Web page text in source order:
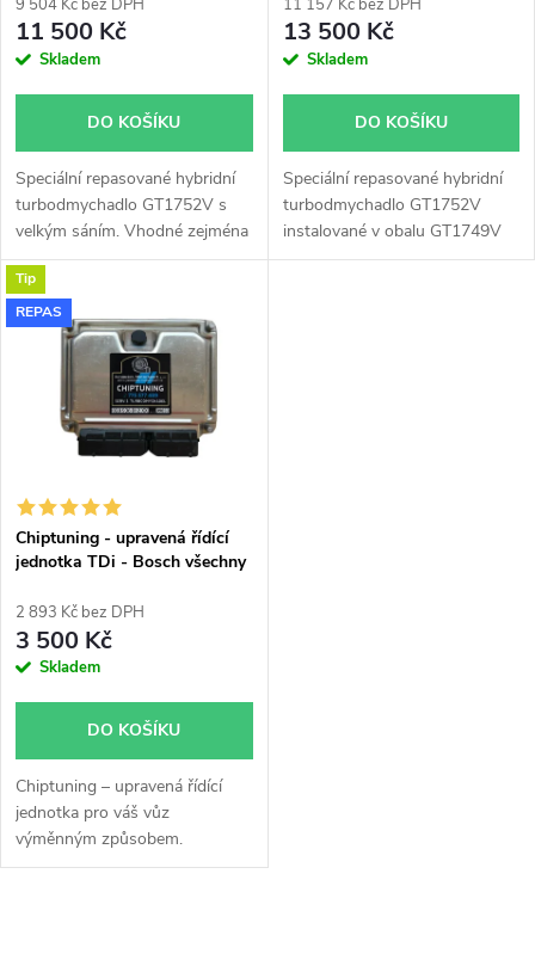
o
u
k
t
r
o
d
u
k
t
9 504 Kč bez DPH
11 500 Kč
Skladem
DO KOŠÍKU
Speciální repasované hybridní
turbodmychadlo GT1752V s
velkým sáním. Vhodné zejména
k výkonnostním úpravám jako
např. chiptuning. Pro vůz
Škoda Fabia 1.9TDi 74kW ATD.
11 157 Kč bez DPH
13 500 Kč
Skladem
DO KOŠÍKU
Speciální repasované hybridní
turbodmychadlo GT1752V
instalované v obalu GT1749V
(pro motory TDi 66-85KW).
Tip
REPAS
Chiptuning - upravená řídící
jednotka TDi - Bosch všechny
2 893 Kč bez DPH
3 500 Kč
Skladem
DO KOŠÍKU
Chiptuning – upravená řídící
jednotka pro váš vůz
výměnným způsobem.